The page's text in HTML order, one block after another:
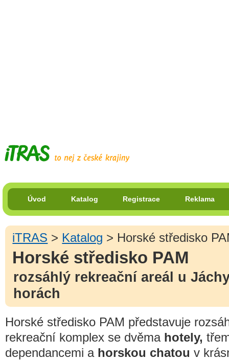
Úvod Katalog Registrace Reklama
iTRAS > Katalog > Horské středisko
Horské středisko PAM
rozsáhlý rekreační areál u
horách
Horské středisko PAM představuje
rekreační komplex se dvěma hotely,
dependancemi a horskou chatou v